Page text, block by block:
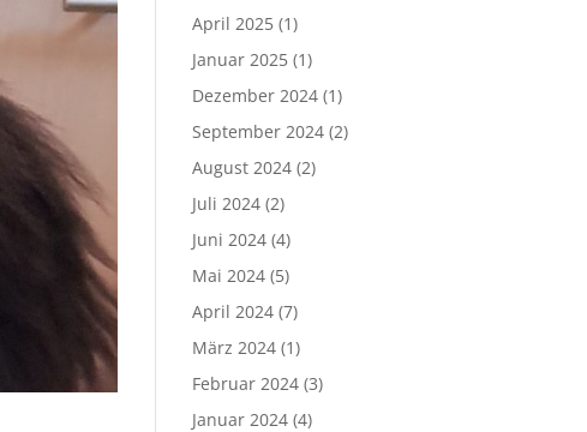
April 2025 (1)
Januar 2025 (1)
Dezember 2024 (1)
September 2024 (2)
August 2024 (2)
Juli 2024 (2)
Juni 2024 (4)
Mai 2024 (5)
April 2024 (7)
März 2024 (1)
Februar 2024 (3)
Januar 2024 (4)